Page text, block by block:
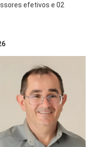
efetivos e 02